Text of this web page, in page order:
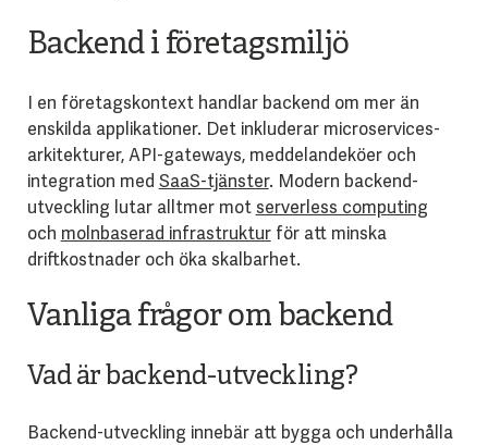
Backend i företagsmiljö
I en företagskontext handlar backend om mer än
enskilda applikationer. Det inkluderar microservices-
arkitekturer, API-gateways, meddelandeköer och
integration med SaaS-tjänster. Modern backend-
utveckling lutar alltmer motserverless computing
och molnbaserad infrastrukturför att minska
driftkostnader och öka skalbarhet.
Vanliga frågor om backend
Vad är backend-utveckling?
Backend-utveckling innebär att bygga och underhålla